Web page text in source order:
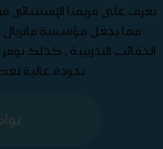
تعرف على فريقنا الإستثنائي
مما يجعل مؤسسة ماتريال
الحقائب التدريبية , كذلك
بجودة عالية